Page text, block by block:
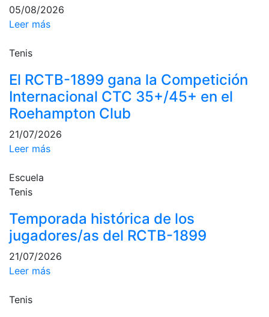
Pádel
Social de Pádel
Cuadros de
juego
Cuadro
d'Honor
Campeonato
Normativa
Otros deportes
Área social
Socials
05/08/2026
Leer más
Tenis
El RCTB-1899 gana la Competición
Internacional CTC 35+/45+ en el
Roehampton Club
21/07/2026
Leer más
Escuela
Tenis
Temporada histórica de los
jugadores/as del RCTB-1899
21/07/2026
Leer más
Tenis